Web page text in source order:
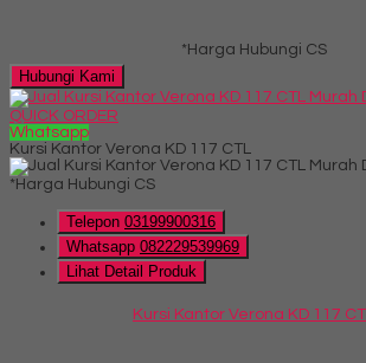
*Harga Hubungi CS
Hubungi Kami
QUICK ORDER
Whatsapp
Kursi Kantor Verona KD 117 CTL
*Harga Hubungi CS
Telepon 03199900316
Whatsapp 082229539969
Lihat Detail Produk
Kursi Kantor Verona KD 117